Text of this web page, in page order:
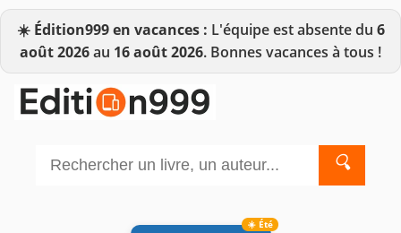
☀️ Édition999 en vacances : L'équipe est absente du 6
août 2026au 16 août 2026. Bonnes vacances à tous !
🔍